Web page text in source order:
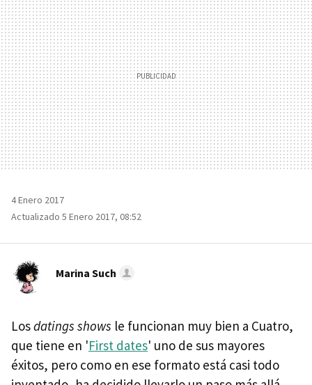
4 Enero 2017
Actualizado 5 Enero 2017, 08:52
Marina Such
Losdatings shows le funcionan muy bien a Cuatro,
que tiene en 'First dates' uno de sus mayores
éxitos, pero como en ese formato está casi todo